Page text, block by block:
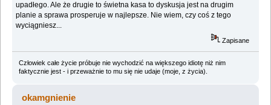
upadłego. Ale że drugie to świetna kasa to dyskusja jest na drugim
planie a sprawa prosperuje w najlepsze. Nie wiem, czy coś z tego
wyciągniesz...
Zapisane
Człowiek całe życie próbuje nie wychodzić na większego idiotę niż nim
faktycznie jest - i przeważnie to mu się nie udaje (moje, z życia).
okamgnienie